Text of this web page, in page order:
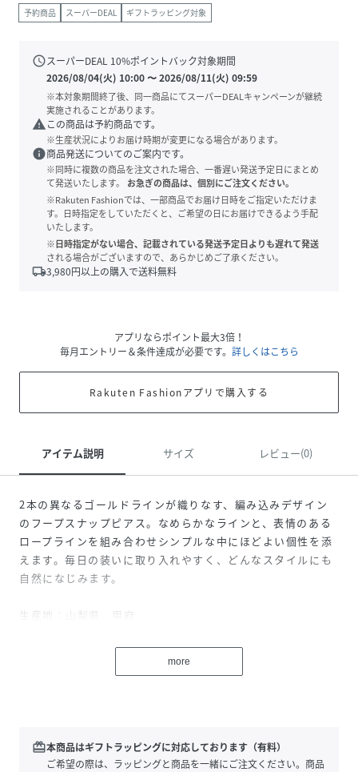
予約商品 スーパーDEAL ギフトラッピング対象
scheduleスーパーDEAL 10%ポイントバック対象期間
2026/08/04(火) 10:00〜2026/08/11(火) 09:59
※本対象期間終了後、同一商品にてスーパーDEALキャンペーンが継続
実施されることがあります。
warning この商品は予約商品です。
※生産状況によりお届け時期が変更になる場合があります。
info商品発送についてのご案内です。
※同時に複数の商品を注文された場合、一番遅い発送予定日にまとめ
て発送いたします。
お急ぎの商品は、個別にご注文ください。
※Rakuten Fashionでは、一部商品でお届け日時をご指定いただけま
す。日時指定をしていただくと、ご希望の日にお届けできるよう手配
いたします。
※日時指定がない場合、記載されている発送予定日よりも遅れて発送
される場合がございますので、あらかじめご了承ください。
local_shipping3,980円以上の購入で送料無料
アプリならポイント最大3倍！
毎月エントリー＆条件達成が必要です。 詳しくはこちら
Rakuten Fashionアプリで購入する
アイテム説明 サイズ レビュー(0)
2本の異なるゴールドラインが織りなす、編み込みデザイン
のフープスナップピアス。なめらかなラインと、表情のある
ロープラインを組み合わせシンプルな中にほどよい個性を添
えます。毎日の装いに取り入れやすく、どんなスタイルにも
自然になじみます。
生産地：山梨県 甲府
【お修理について】
cui-cui［キュイキュイ］オリジナル商品(K10-K18のゴール
をご希望のお客様はcui-cui公式通販サイトへお問い合わせ
ください。
more
redeem本商品はギフトラッピングに対応しております（有料）
ご希望の際は、ラッピングと商品を一緒にご注文ください。商品